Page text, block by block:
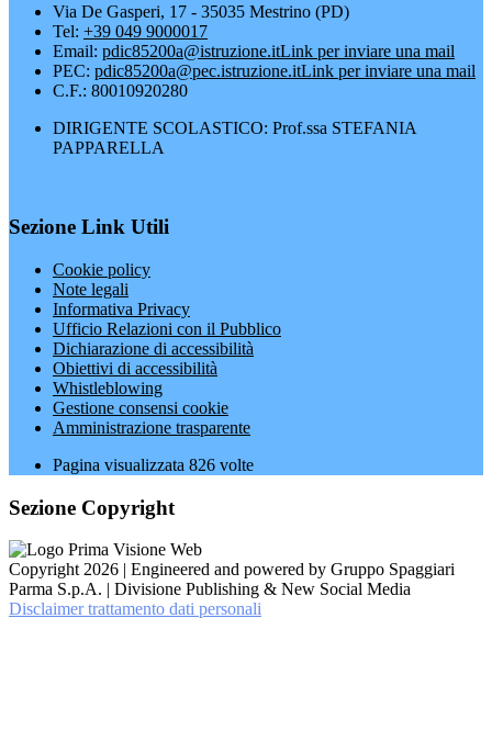
Via De Gasperi, 17 - 35035 Mestrino (PD)
Tel: +39 049 9000017
Email: pdic85200a@istruzione.itLink per inviare una mail
PEC: pdic85200a@pec.istruzione.itLink per inviare una mail
C.F.: 80010920280
DIRIGENTE SCOLASTICO: Prof.ssa STEFANIA
PAPPARELLA
Sezione Link Utili
Cookie policy
Note legali
Informativa Privacy
Ufficio Relazioni con il Pubblico
Dichiarazione di accessibilità
Obiettivi di accessibilità
Whistleblowing
Gestione consensi cookie
Amministrazione trasparente
Pagina visualizzata 826 volte
Sezione Copyright
Copyright 2026 | Engineered and powered by Gruppo Spaggiari
Parma S.p.A. | Divisione Publishing & New Social Media
Disclaimer trattamento dati personali